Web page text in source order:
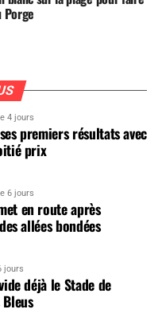
4 jours
premiers résultats avec
prix
6 jours
en route après
allées bondées
jours
déjà le Stade de